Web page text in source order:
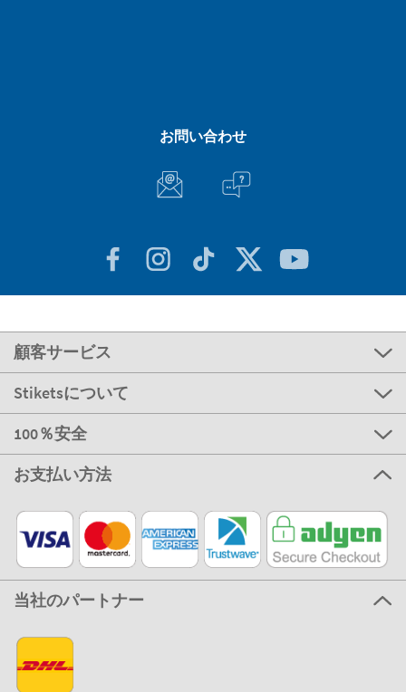
お問い合わせ
顧客サービス
Stiketsについて
100％安全
お支払い方法
当社のパートナー